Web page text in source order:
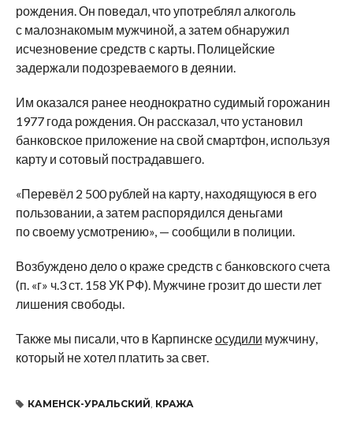
рождения. Он поведал, что употреблял алкоголь
с малознакомым мужчиной, а затем обнаружил
исчезновение средств с карты. Полицейские
задержали подозреваемого в деянии.
Им оказался ранее неоднократно судимый горожанин
1977 года рождения. Он рассказал, что установил
банковское приложение на свой смартфон, используя
карту и сотовый пострадавшего.
«Перевёл 2 500 рублей на карту, находящуюся в его
пользовании, а затем распорядился деньгами
по своему усмотрению», — сообщили в полиции.
Возбуждено дело о краже средств с банковского счета
(п. «г» ч.3 ст. 158 УК РФ). Мужчине грозит до шести лет
лишения свободы.
Также мы писали, что в Карпинскеосудили мужчину,
который не хотел платить за свет.
КАМЕНСК-УРАЛЬСКИЙ, КРАЖА